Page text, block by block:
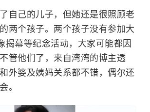
自己的儿子，但她还是很照顾老
两个孩子。两个孩子没有参加大
揭幕等纪念活动，大家可能都因
管他们了，来自湾湾的博主透
外婆及姨妈关系都不错，偶尔还
。